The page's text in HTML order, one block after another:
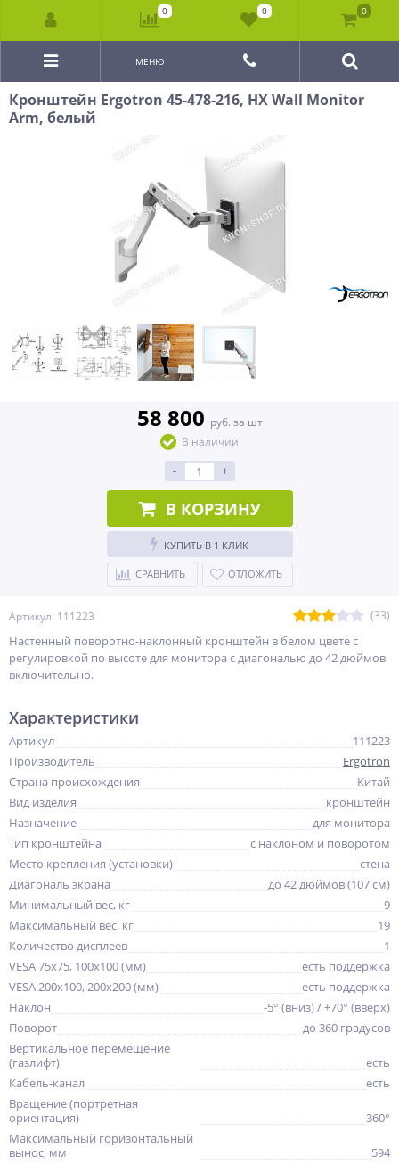
МЕНЮ
Кронштейн Ergotron 45-478-216, HX Wall Monitor
Arm, белый
Артикул: 111223 (33)
Настенный поворотно-наклонный кронштейн в белом цвете c
регулировкой по высоте для монитора с диагональю до 42 дюймов
включительно.
58 800 руб. за шт
В наличии
- +
В КОРЗИНУ
КУПИТЬ В 1 КЛИК
СРАВНИТЬ ОТЛОЖИТЬ
Характеристики
Артикул
111223
Производитель
Ergotron
Страна происхождения
Китай
Вид изделия
кронштейн
Назначение
для монитора
Тип кронштейна
с наклоном и поворотом
Место крепления (установки)
стена
Диагональ экрана
до 42 дюймов (107 см)
Минимальный вес, кг
9
Максимальный вес, кг
19
Количество дисплеев
1
VESA 75x75, 100x100 (мм)
есть поддержка
VESA 200x100, 200x200 (мм)
есть поддержка
Наклон
-5° (вниз) / +70° (вверх)
Поворот
до 360 градусов
Вертикальное перемещение
(газлифт)
есть
Кабель-канал
есть
Вращение (портретная
ориентация)
360°
Максимальный горизонтальный
вынос, мм
594
0 0 0